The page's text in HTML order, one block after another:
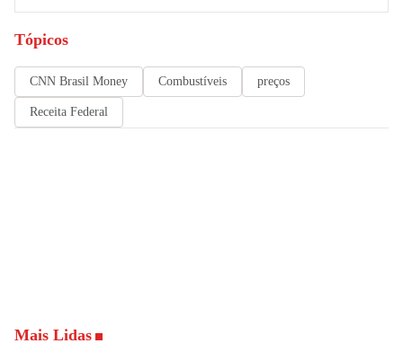
Tópicos
CNN Brasil Money Combustíveis preços
Receita Federal
Mais Lidas